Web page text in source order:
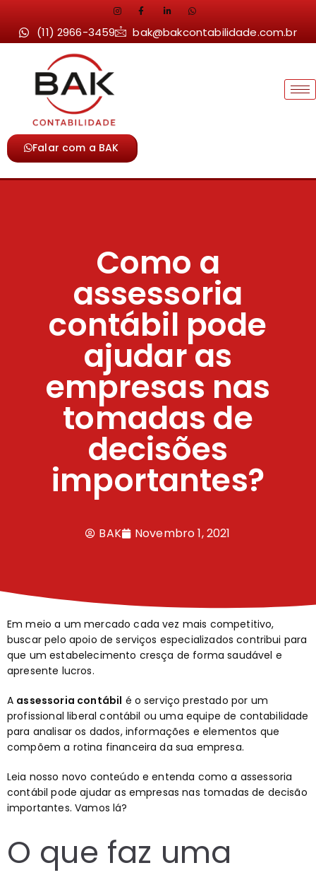
(11) 2966-3459 bak@bakcontabilidade.com.br
Falar com a BAK
Como a
assessoria
contábil pode
ajudar as
empresas nas
tomadas de
decisões
importantes?
BAK Novembro 1, 2021
Em meio a um mercado cada vez mais competitivo,
buscar pelo apoio de serviços especializados contribui para
que um estabelecimento cresça de forma saudável e
apresente lucros.
A assessoria contábil é o serviço prestado por um
profissional liberal contábil ou uma equipe de contabilidade
para analisar os dados, informações e elementos que
compõem a rotina financeira da sua empresa.
Leia nosso novo conteúdo e entenda como a assessoria
contábil pode ajudar as empresas nas tomadas de decisão
importantes. Vamos lá?
O que faz uma